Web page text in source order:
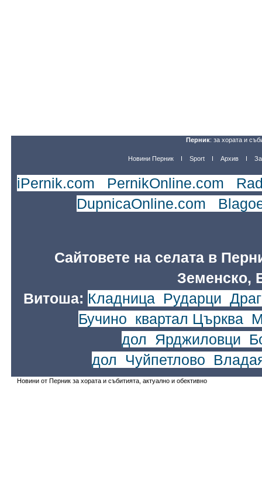
Перник: за хората и
Новини Перник Sport Архив
iPernik.com PernikOnline.com
DupnicaOnline.com
Сайтовете на селата в
Земенско,
Витоша: Кладница, Рударци
Бучино квартал Църква
дол
Ярджиловци
дол
Чуйпетлово
Новини от Перник за хората и събитията, актуално и обективно